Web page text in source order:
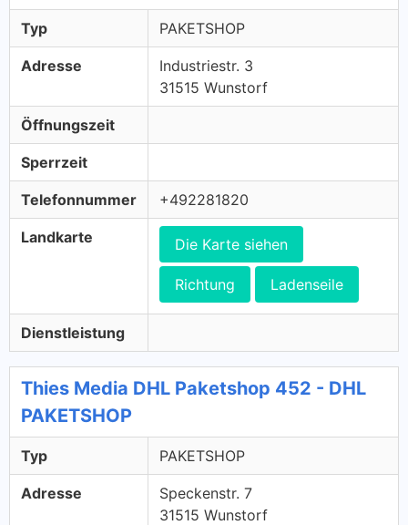
Typ PAKETSHOP
Adresse
Industriestr. 3
31515 Wunstorf
Öffnungszeit
Sperrzeit
Telefonnummer +492281820
Landkarte Die Karte siehen
Richtung Ladenseile
Dienstleistung
Thies Media DHL Paketshop 452 - DHL
PAKETSHOP
Typ PAKETSHOP
Adresse
Speckenstr. 7
31515 Wunstorf